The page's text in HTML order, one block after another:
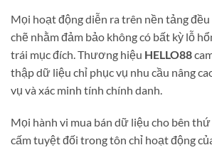
Mọi hoạt động diễn ra trên nền tảng
chẽ nhằm đảm bảo không có bất kỳ lỗ
trái mục đích. Thương hiệu HELLO88
thập dữ liệu chỉ phục vụ nhu cầu nâng
vụ và xác minh tính chính danh.
Mọi hành vi mua bán dữ liệu cho bên
cấm tuyệt đối trong tôn chỉ hoạt động